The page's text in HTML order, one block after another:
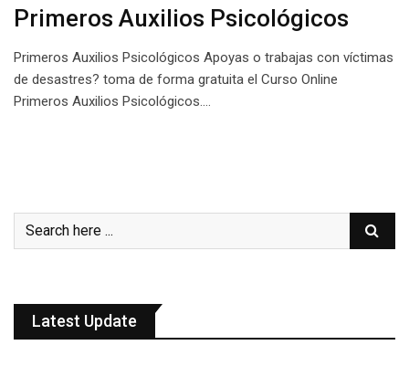
Primeros Auxilios Psicológicos
Primeros Auxilios Psicológicos Apoyas o trabajas con víctimas
de desastres? toma de forma gratuita el Curso Online
Primeros Auxilios Psicológicos.…
Latest Update